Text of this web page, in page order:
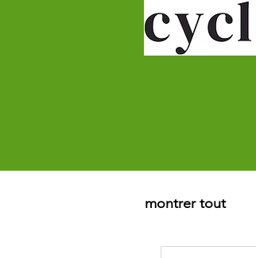
montrer tout